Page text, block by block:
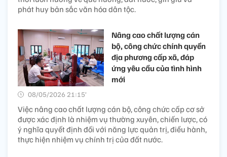
phát huy bản sắc văn hóa dân tộc.
Nâng cao chất lượng cán
bộ, công chức chính quyền
địa phương cấp xã, đáp
ứng yêu cầu của tình hình
mới
08/05/2026 21:15’
Việc nâng cao chất lượng cán bộ, công chức cấp cơ sở
được xác định là nhiệm vụ thường xuyên, chiến lược, có
ý nghĩa quyết định đối với năng lực quản trị, điều hành,
thực hiện nhiệm vụ chính trị của đất nước.